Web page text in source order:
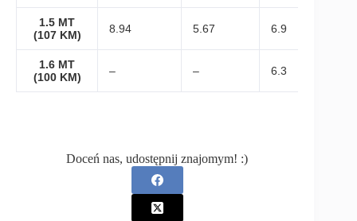
1.5 MT
(107 KM)
8.94 5.67 6.9
1.6 MT
(100 KM)
– – 6.3
Doceń nas, udostępnij znajomym! :)